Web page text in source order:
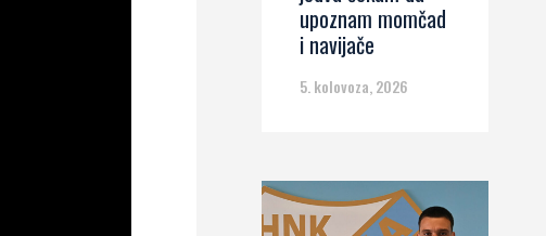
upoznam momčad
i navijače
5. kolovoza, 2026